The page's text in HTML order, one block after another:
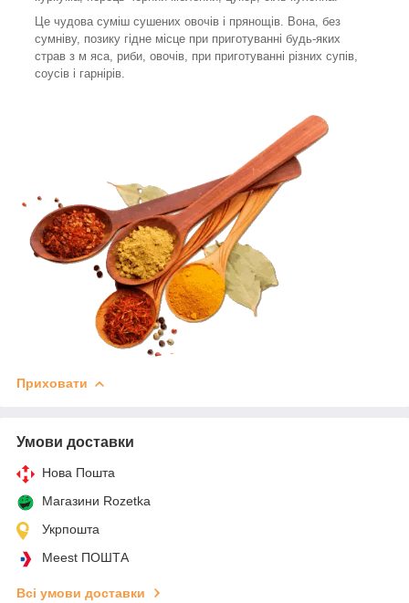
Це чудова суміш сушених овочів і прянощів. Вона, без
сумніву, позику гідне місце при приготуванні будь-яких
страв з м яса, риби, овочів, при приготуванні різних супів,
соусів і гарнірів.
Приховати
Умови доставки
Нова Пошта
Магазини Rozetka
Укрпошта
Meest ПОШТА
Всі умови доставки